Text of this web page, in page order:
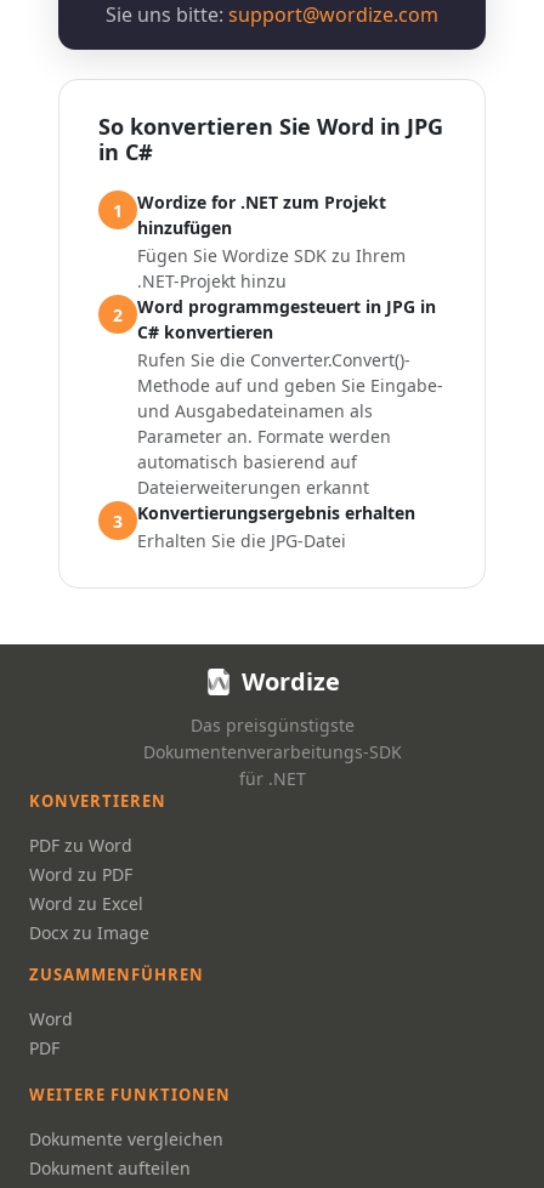
Sie uns bitte: support@wordize.com
So konvertieren Sie Word in JPG
in C#
1
Wordize for .NET zum Projekt
hinzufügen
Fügen Sie Wordize SDK zu Ihrem
.NET-Projekt hinzu
2
Word programmgesteuert in JPG in
C# konvertieren
Rufen Sie die Converter.Convert()-
Methode auf und geben Sie Eingabe-
und Ausgabedateinamen als
Parameter an. Formate werden
automatisch basierend auf
Dateierweiterungen erkannt
3
Konvertierungsergebnis erhalten
Erhalten Sie die JPG-Datei
Wordize
Das preisgünstigste
Dokumentenverarbeitungs-SDK
für .NET
KONVERTIEREN
PDF zu Word
Word zu PDF
Word zu Excel
Docx zu Image
ZUSAMMENFÜHREN
Word
PDF
WEITERE FUNKTIONEN
Dokumente vergleichen
Dokument aufteilen